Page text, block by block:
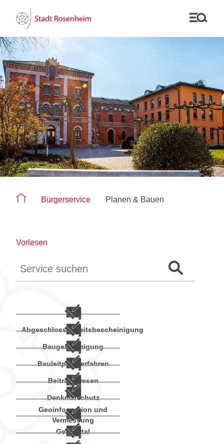
Planen & Bauen
Sie befinden sich auf der Seite "Planen & Bauen"
Bürgerservice Planen & Bauen
Vorlesen
Suchformular
Abgeschlossenheitsbescheinigung
Baugenehmigung
Bauleitplanverfahren
Beitragswesen
Denkmalschutz
Geoinformation und
Vermessung
Geoportal